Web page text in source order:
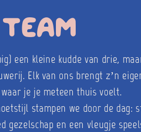
een kleine kudde van drie,
Elk van ons brengt z’n
je je meteen thuis voelt.
stampen we door de dag:
gezelschap en een vleugje